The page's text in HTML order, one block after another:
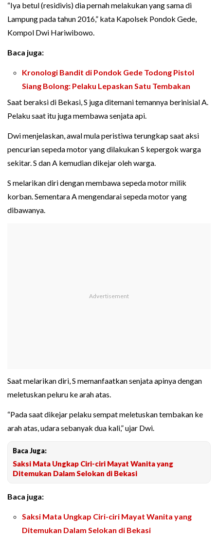
“Iya betul (residivis) dia pernah melakukan yang sama di
Lampung pada tahun 2016,” kata Kapolsek Pondok Gede,
Kompol Dwi Hariwibowo.
Baca juga:
Kronologi Bandit di Pondok Gede Todong Pistol
Siang Bolong: Pelaku Lepaskan Satu Tembakan
Saat beraksi di Bekasi, S juga ditemani temannya berinisial A.
Pelaku saat itu juga membawa senjata api.
Dwi menjelaskan, awal mula peristiwa terungkap saat aksi
pencurian sepeda motor yang dilakukan S kepergok warga
sekitar. S dan A kemudian dikejar oleh warga.
S melarikan diri dengan membawa sepeda motor milik
korban. Sementara A mengendarai sepeda motor yang
dibawanya.
Saat melarikan diri, S memanfaatkan senjata apinya dengan
meletuskan peluru ke arah atas.
“Pada saat dikejar pelaku sempat meletuskan tembakan ke
arah atas, udara sebanyak dua kali,” ujar Dwi.
Baca Juga:
Saksi Mata Ungkap Ciri-ciri Mayat Wanita yang
Ditemukan Dalam Selokan di Bekasi
Baca juga:
Saksi Mata Ungkap Ciri-ciri Mayat Wanita yang
Ditemukan Dalam Selokan di Bekasi